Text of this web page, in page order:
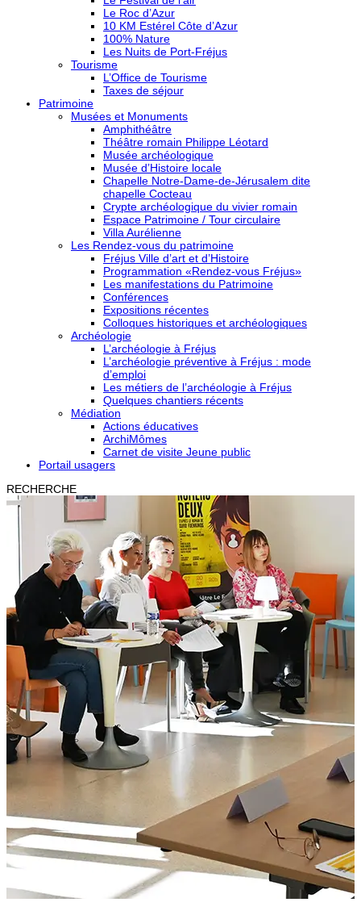
Le Roc d’Azur
10 KM Estérel Côte d’Azur
100% Nature
Les Nuits de Port-Fréjus
Tourisme
L’Office de Tourisme
Taxes de séjour
Patrimoine
Musées et Monuments
Amphithéâtre
Théâtre romain Philippe Léotard
Musée archéologique
Musée d’Histoire locale
Chapelle Notre-Dame-de-Jérusalem dite
chapelle Cocteau
Crypte archéologique du vivier romain
Espace Patrimoine / Tour circulaire
Villa Aurélienne
Les Rendez-vous du patrimoine
Fréjus Ville d’art et d’Histoire
Programmation «Rendez-vous Fréjus»
Les manifestations du Patrimoine
Conférences
Expositions récentes
Colloques historiques et archéologiques
Archéologie
L’archéologie à Fréjus
L’archéologie préventive à Fréjus : mode
d’emploi
Les métiers de l’archéologie à Fréjus
Quelques chantiers récents
Médiation
Actions éducatives
ArchiMômes
Carnet de visite Jeune public
Portail usagers
RECHERCHE